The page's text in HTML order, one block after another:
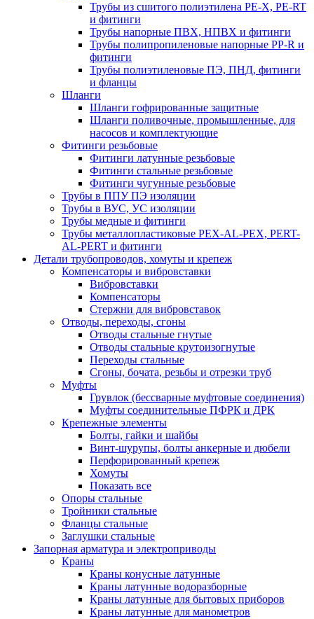
Трубы из сшитого полиэтилена PE-X, PE-RT
и фитинги
Трубы напорные ПВХ, НПВХ и фитинги
Трубы полипропиленовые напорные PP-R и
фитинги
Трубы полиэтиленовые ПЭ, ПНД, фитинги
и фланцы
Шланги
Шланги гофрированные защитные
Шланги поливочные, промышленные, для
насосов и комплектующие
Фитинги резьбовые
Фитинги латунные резьбовые
Фитинги стальные резьбовые
Фитинги чугунные резьбовые
Трубы в ППУ ПЭ изоляции
Трубы в ВУС, УС изоляции
Трубы медные и фитинги
Трубы металлопластиковые PEX-AL-PEX, PERT-
AL-PERT и фитинги
Детали трубопроводов, хомуты и крепеж
Компенсаторы и вибровставки
Вибровставки
Компенсаторы
Стержни для вибровставок
Отводы, переходы, сгоны
Отводы стальные гнутые
Отводы стальные крутоизогнутые
Переходы стальные
Сгоны, бочата, резьбы и отрезки труб
Муфты
Грувлок (бессварные муфтовые соединения)
Муфты соединительные ПФРК и ДРК
Крепежные элементы
Болты, гайки и шайбы
Винт-шурупы, болты анкерные и дюбели
Перфорированный крепеж
Хомуты
Показать все
Опоры стальные
Тройники стальные
Фланцы стальные
Заглушки стальные
Запорная арматура и электроприводы
Краны
Краны конусные латунные
Краны латунные водоразборные
Краны латунные для бытовых приборов
Краны латунные для манометров